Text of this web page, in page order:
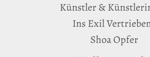
Künstler &
Ins Exil
Shoa Opfer